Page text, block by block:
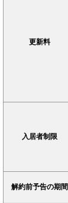
更新料
入居者制限
解約前予告の期間